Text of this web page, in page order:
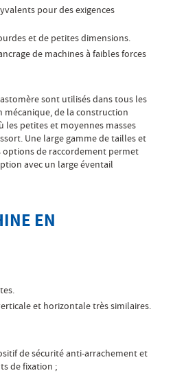
pour des exigences
et de petites dimensions.
de machines à faibles forces
sont utilisés dans tous les
de la construction
petites et moyennes masses
Une large gamme de tailles et
options de raccordement permet
avec un large éventail
EN
et horizontale très similaires.
de sécurité anti-arrachement et
de fixation ;